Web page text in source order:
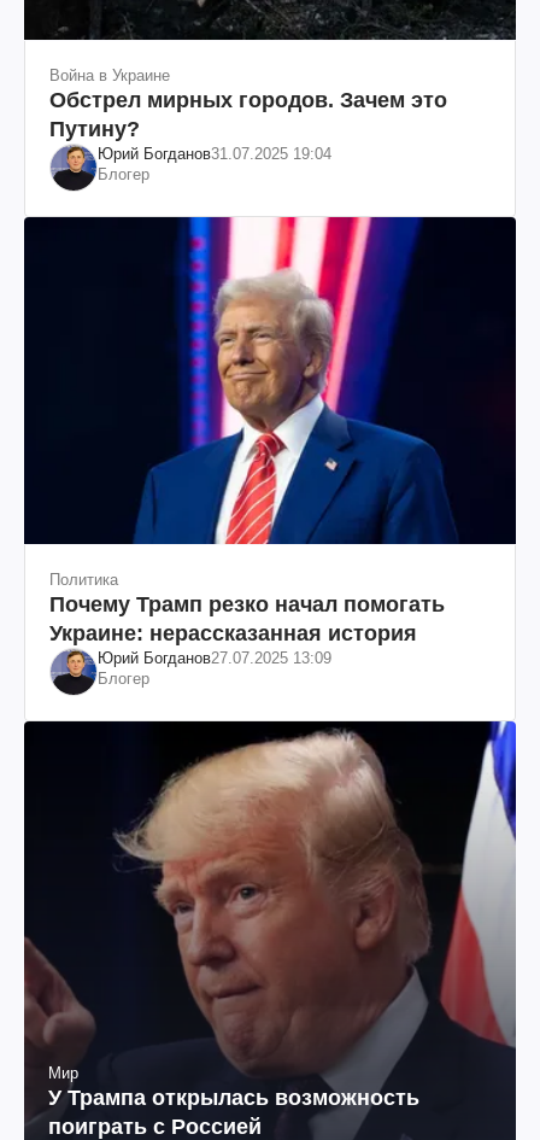
Война в Украине
Обстрел мирных городов. Зачем это
Путину?
Юрий Богданов31.07.2025 19:04
Блогер
Политика
Почему Трамп резко начал помогать
Украине: нерассказанная история
Юрий Богданов27.07.2025 13:09
Блогер
Мир
У Трампа открылась возможность
поиграть с Россией